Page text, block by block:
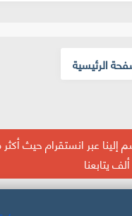
الرئيسية
إلينا عبر انستقرام حيث